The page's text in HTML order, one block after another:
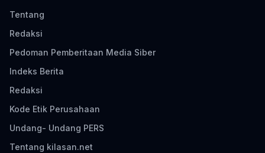
Tentang
Redaksi
Pedoman Pemberitaan Media Siber
Indeks Berita
Redaksi
Kode Etik Perusahaan
Undang- Undang PERS
Tentang kilasan.net